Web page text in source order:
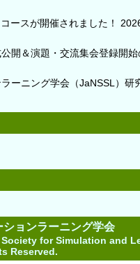
ースが開催されました！
開＆演題・交流集会登録開
ーニング学会（JaNSSL）研
ションラーニング学会
for Simulation and
Reserved.